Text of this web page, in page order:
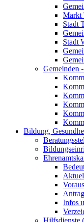
Markt
Stadt
Stadt
Gemeinden
Bildung,
Infos
Hilfsdienste